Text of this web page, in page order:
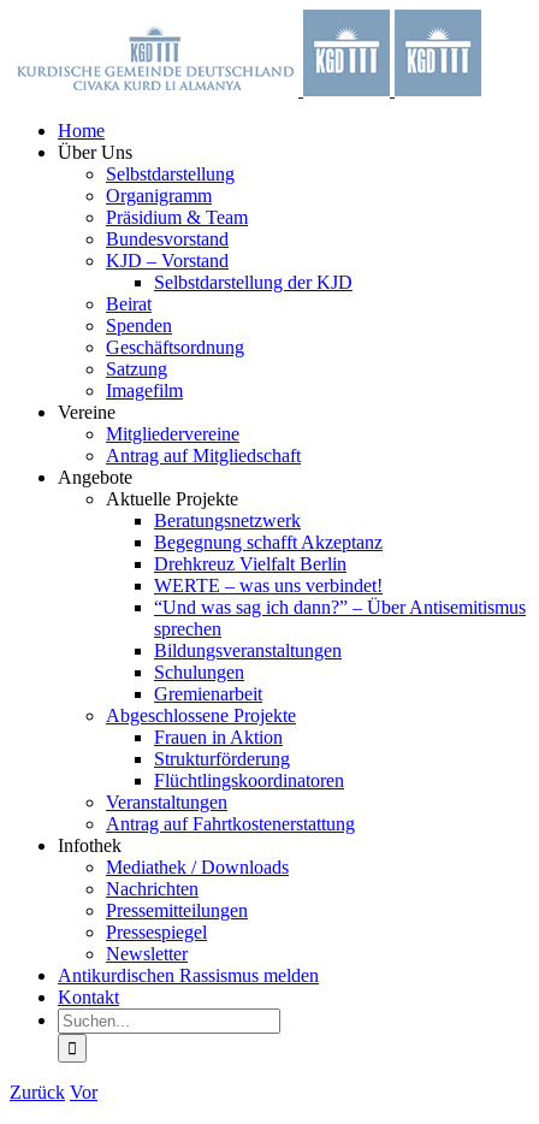
springen
Home
Über Uns
Selbstdarstellung
Organigramm
Präsidium & Team
Bundesvorstand
KJD – Vorstand
Selbstdarstellung der KJD
Beirat
Spenden
Geschäftsordnung
Satzung
Imagefilm
Vereine
Mitgliedervereine
Antrag auf Mitgliedschaft
Angebote
Aktuelle Projekte
Beratungsnetzwerk
Begegnung schafft Akzeptanz
Drehkreuz Vielfalt Berlin
WERTE – was uns verbindet!
“Und was sag ich dann?” – Über Antisemitismus
sprechen
Bildungsveranstaltungen
Schulungen
Gremienarbeit
Abgeschlossene Projekte
Frauen in Aktion
Strukturförderung
Flüchtlingskoordinatoren
Veranstaltungen
Antrag auf Fahrtkostenerstattung
Infothek
Mediathek / Downloads
Nachrichten
Pressemitteilungen
Pressespiegel
Newsletter
Antikurdischen Rassismus melden
Kontakt
Suche
nach:
Zurück Vor